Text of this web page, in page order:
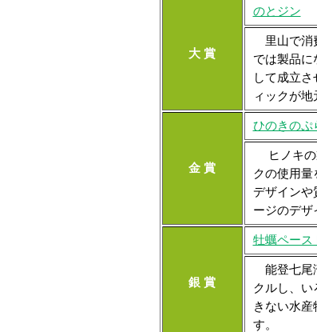
大 賞
のとジン
里山で消
では製品に
して成立
ィックが地
金 賞
ひのきの
ヒノキの
クの使用量
デザインや
ージのデザ
銀 賞
牡蠣ペース
能登七尾
クルし、い
きない水
す。